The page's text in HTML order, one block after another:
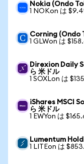
Nokia (Ondo
1 NOKon は
Corning (Ondo
1 GLWon は
Direxion Daily
ら 米ドル
1 SOXLon は
iShares MSCI
ら 米ドル
1 EWYon は
Lumentum
1 LITEon は